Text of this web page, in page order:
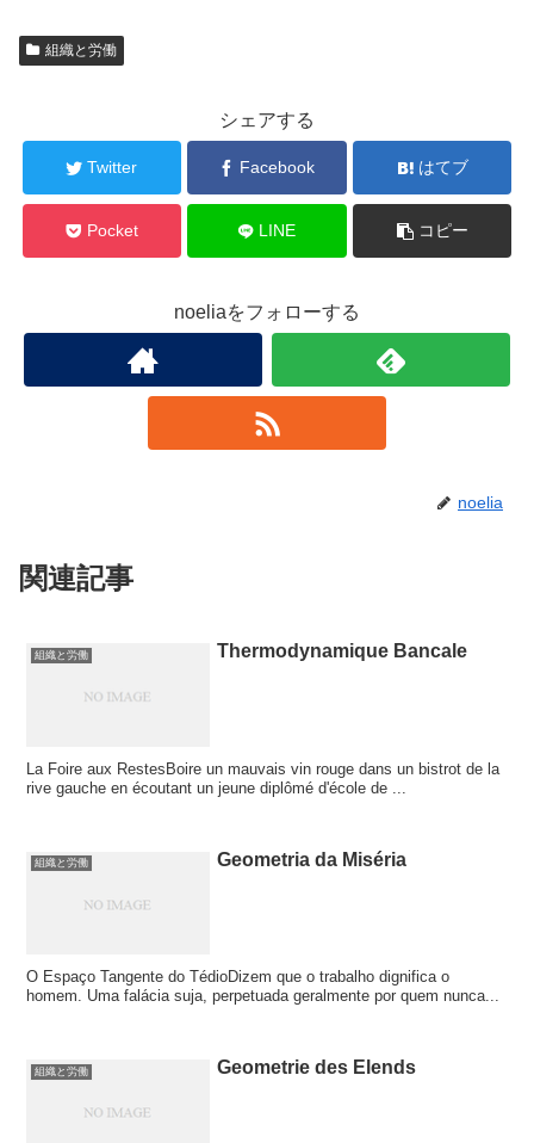
組織と労働
シェアする
Twitter Facebook はてブ
Pocket LINE コピー
noeliaをフォローする
noelia
関連記事
組織と労働 Thermodynamique Bancale
La Foire aux RestesBoire un mauvais vin rouge dans un bistrot de la
rive gauche en écoutant un jeune diplômé d'école de ...
組織と労働 Geometria da Miséria
O Espaço Tangente do TédioDizem que o trabalho dignifica o
homem. Uma falácia suja, perpetuada geralmente por quem nunca...
組織と労働 Geometrie des Elends